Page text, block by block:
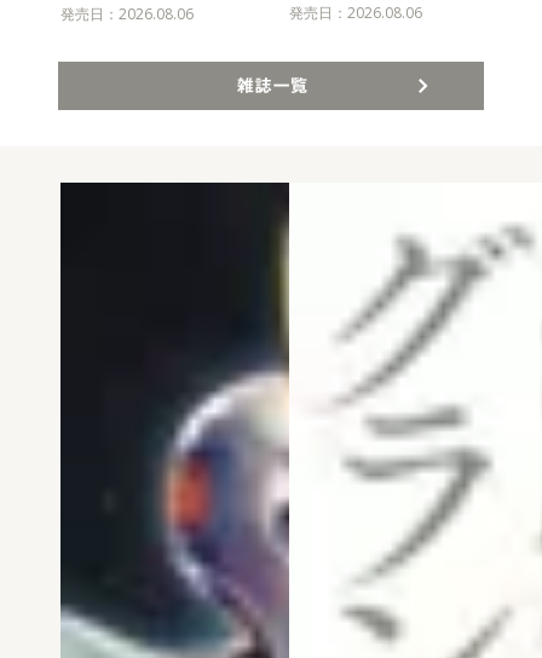
発売日：2026.08.06
発売日：2026.08.06